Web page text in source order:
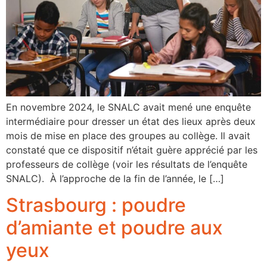
En novembre 2024, le SNALC avait mené une enquête
intermédiaire pour dresser un état des lieux après deux
mois de mise en place des groupes au collège. Il avait
constaté que ce dispositif n’était guère apprécié par les
professeurs de collège (voir les résultats de l’enquête
SNALC). À l’approche de la fin de l’année, le […]
Strasbourg : poudre
d’amiante et poudre aux
yeux